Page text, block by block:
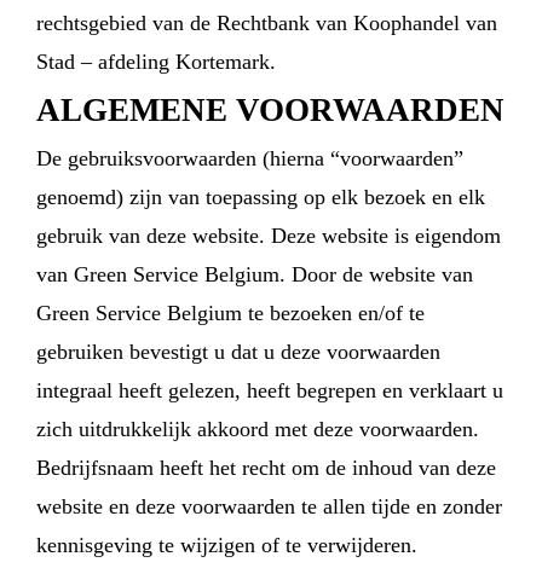
rechtsgebied van de Rechtbank van Koophandel van
Stad – afdeling Kortemark.
ALGEMENE VOORWAARDEN
De gebruiksvoorwaarden (hierna “voorwaarden”
genoemd) zijn van toepassing op elk bezoek en elk
gebruik van deze website. Deze website is eigendom
van Green Service Belgium. Door de website van
Green Service Belgium te bezoeken en/of te
gebruiken bevestigt u dat u deze voorwaarden
integraal heeft gelezen, heeft begrepen en verklaart u
zich uitdrukkelijk akkoord met deze voorwaarden.
Bedrijfsnaam heeft het recht om de inhoud van deze
website en deze voorwaarden te allen tijde en zonder
kennisgeving te wijzigen of te verwijderen.